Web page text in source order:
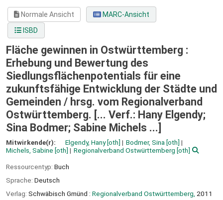
Normale Ansicht
MARC-Ansicht
ISBD
Fläche gewinnen in Ostwürttemberg :
Erhebung und Bewertung des
Siedlungsflächenpotentials für eine
zukunftsfähige Entwicklung der Städte und
Gemeinden / hrsg. vom Regionalverband
Ostwürttemberg. [... Verf.: Hany Elgendy;
Sina Bodmer; Sabine Michels ...]
Mitwirkende(r): Elgendy, Hany[oth] Bodmer, Sina [oth]
Michels, Sabine [oth] Regionalverband Ostwürttemberg [oth]
Ressourcentyp: Buch
Sprache: Deutsch
Verlag: Schwäbisch Gmünd : Regionalverband Ostwürttemberg, 2011